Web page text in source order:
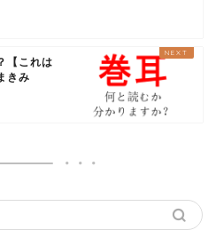
【これは
きみ